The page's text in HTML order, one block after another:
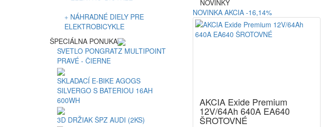
NÁHRADNÉ DIELY PRE
ELEKTROBICYKLE
ŠPECIÁLNA PONUKA
SVETLO PONGRATZ MULTIPOINT
PRAVÉ - ČIERNE
SKLADACÍ E-BIKE AGOGS
SILVERGO S BATERIOU 16AH
600WH
3D DRŽIAK ŠPZ AUDI (2KS)
NOVINKY
NOVINKA AKCIA -16,14%
AKCIA Exide Premium
12V/64Ah 640A EA640
ŠROTOVNÉ